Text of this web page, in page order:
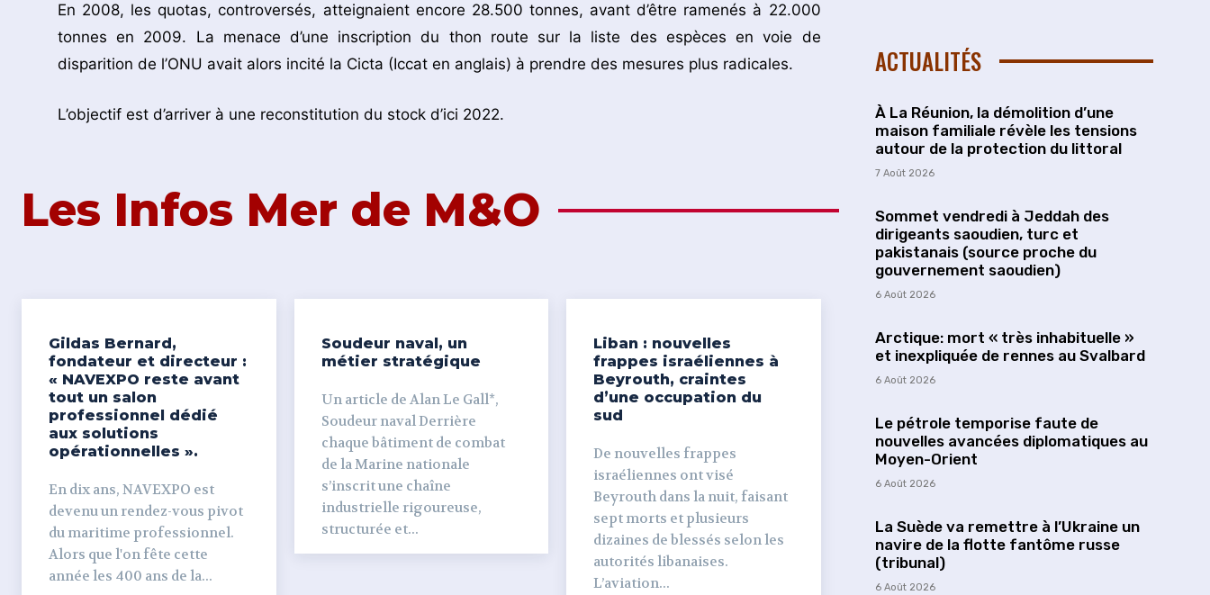
En 2008, les quotas, controversés, atteignaient encore 28.500 tonnes, avant d’être ramenés à 22.000
tonnes en 2009. La menace d’une inscription du thon route sur la liste des espèces en voie de
disparition de l’ONU avait alors incité la Cicta (Iccat en anglais) à prendre des mesures plus radicales.
L’objectif est d’arriver à une reconstitution du stock d’ici 2022.
Les Infos Mer de M&O
Gildas Bernard,
fondateur et directeur :
« NAVEXPO reste avant
tout un salon
professionnel dédié
aux solutions
opérationnelles ».
En dix ans, NAVEXPO est
devenu un rendez-vous pivot
du maritime professionnel.
Alors que l'on fête cette
année les 400 ans de la...
Soudeur naval, un
métier stratégique
Un article de Alan Le Gall*,
Soudeur naval Derrière
chaque bâtiment de combat
de la Marine nationale
s’inscrit une chaîne
industrielle rigoureuse,
structurée et...
Liban : nouvelles
frappes israéliennes à
Beyrouth, craintes
d’une occupation du
sud
De nouvelles frappes
israéliennes ont visé
Beyrouth dans la nuit, faisant
sept morts et plusieurs
dizaines de blessés selon les
autorités libanaises.
L’aviation...
ACTUALITÉS
À La Réunion, la démolition d’une
maison familiale révèle les tensions
autour de la protection du littoral
7 Août 2026
Sommet vendredi à Jeddah des
dirigeants saoudien, turc et
pakistanais (source proche du
gouvernement saoudien)
6 Août 2026
Arctique: mort « très inhabituelle »
et inexpliquée de rennes au Svalbard
6 Août 2026
Le pétrole temporise faute de
nouvelles avancées diplomatiques au
Moyen-Orient
6 Août 2026
La Suède va remettre à l’Ukraine un
navire de la flotte fantôme russe
(tribunal)
6 Août 2026